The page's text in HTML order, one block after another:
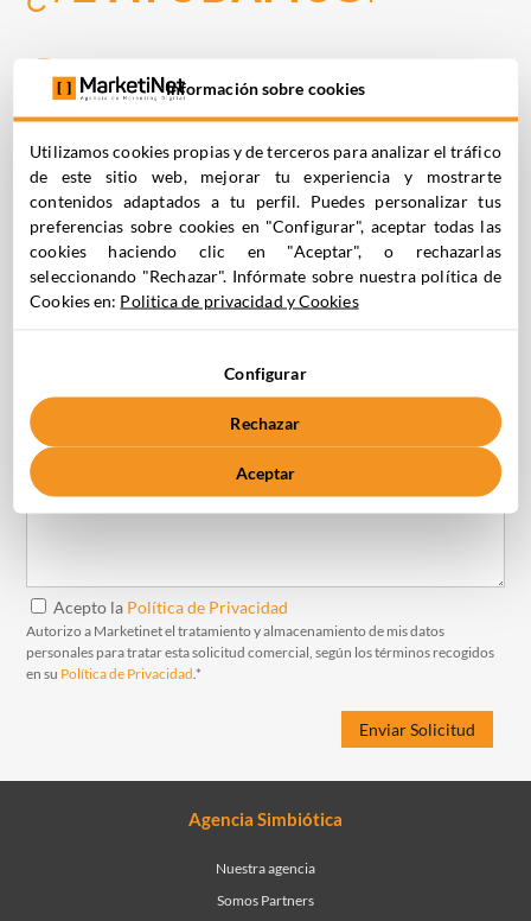
C. Medea 4, 28037 Madrid
+34 910 061 582
Nombre* Apellidos*
Nombre de la Empresa* Teléfono de Contacto*
Describe tu proyecto
Acepto la Política de Privacidad
Autorizo a Marketinet el tratamiento y almacenamiento de mis datos
personales para tratar esta solicitud comercial, según los términos recogidos
en su Política de Privacidad .*
Agencia Simbiótica
Nuestra agencia
Somos Partners
Información sobre cookies
Utilizamos cookies propias y de terceros para analizar el tráfico
de este sitio web, mejorar tu experiencia y mostrarte
contenidos adaptados a tu perfil. Puedes personalizar tus
preferencias sobre cookies en "Configurar", aceptar todas las
cookies haciendo clic en "Aceptar", o rechazarlas
seleccionando "Rechazar". Infórmate sobre nuestra política de
Cookies en: Politica de privacidad y Cookies
Configurar
Rechazar
Aceptar